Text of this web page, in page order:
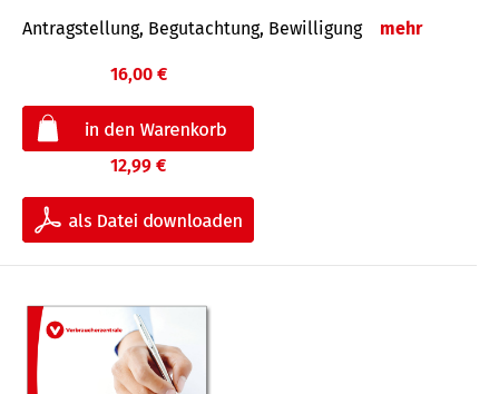
Antragstellung, Begutachtung, Bewilligung mehr
16,00 €
12,99 €